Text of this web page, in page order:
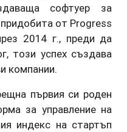
софтуер за
от Progress
2014 г., преди да
този успех създава
компании.
първия си роден
за управление на
индекс на стартъп